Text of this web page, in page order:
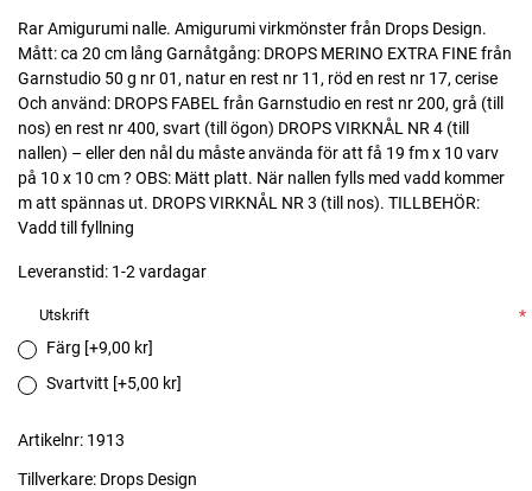
Rar Amigurumi nalle. Amigurumi virkmönster från Drops Design.
Mått: ca 20 cm lång Garnåtgång: DROPS MERINO EXTRA FINE från
Garnstudio 50 g nr 01, natur en rest nr 11, röd en rest nr 17, cerise
Och använd: DROPS FABEL från Garnstudio en rest nr 200, grå (till
nos) en rest nr 400, svart (till ögon) DROPS VIRKNÅL NR 4 (till
nallen) – eller den nål du måste använda för att få 19 fm x 10 varv
på 10 x 10 cm ? OBS: Mätt platt. När nallen fylls med vadd kommer
m att spännas ut. DROPS VIRKNÅL NR 3 (till nos). TILLBEHÖR:
Vadd till fyllning
Leveranstid: 1-2 vardagar
Utskrift
*
Färg [+9,00 kr]
Svartvitt [+5,00 kr]
Artikelnr: 1913
Tillverkare: Drops Design